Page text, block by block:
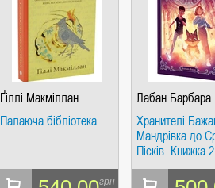
Ґіллі Макміллан
Палаюча бібліотека
грн
Лабан Барбара
Хранителі
Мандрівка до
Пісків. Книжка 2